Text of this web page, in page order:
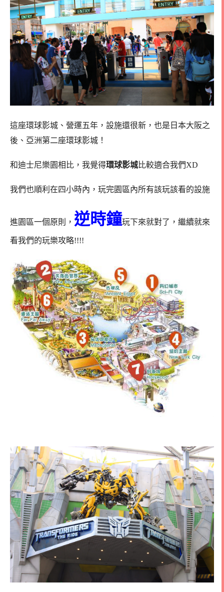
這座環球影城、營運五年，設施還很新，也是日本大阪之
後、亞洲第二座環球影城！
和迪士尼樂園相比，我覺得環球影城比較適合我們XD
我們也順利在四小時內，玩完園區內所有該玩該看的設施
進園區一個原則， 逆時鐘玩下來就對了，繼續就來
看我們的玩樂攻略!!!!